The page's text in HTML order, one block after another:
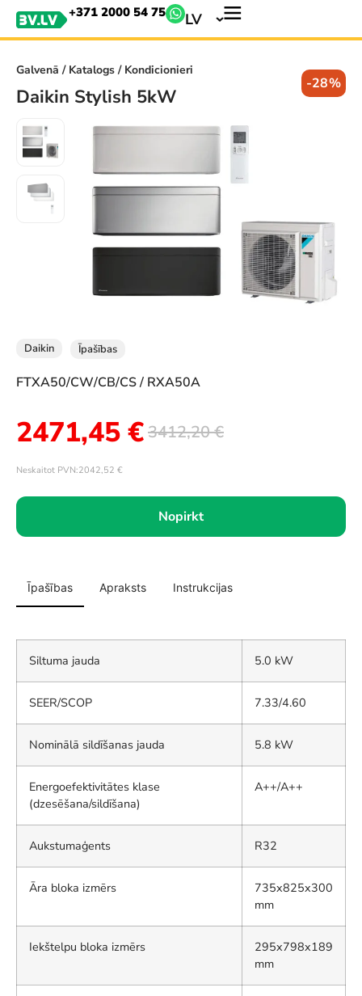
+371 2000 54 75 LV
Galvenā / Katalogs/ Kondicionieri
Daikin Stylish 5kW
-28%
Daikin Īpašības
FTXA50/CW/CB/CS / RXA50A
3412,20€
2471,45€
Neskaitot PVN:2042,52 €
Nopirkt
Īpašības Apraksts Instrukcijas
Siltuma jauda 5.0 kW
SEER/SCOP 7.33/4.60
Nominālā sildīšanas jauda 5.8 kW
Energoefektivitātes klase
(dzesēšana/sildīšana)
A++/A++
Aukstumaģents R32
Āra bloka izmērs
735x825x300
mm
Iekštelpu bloka izmērs
295x798x189
mm